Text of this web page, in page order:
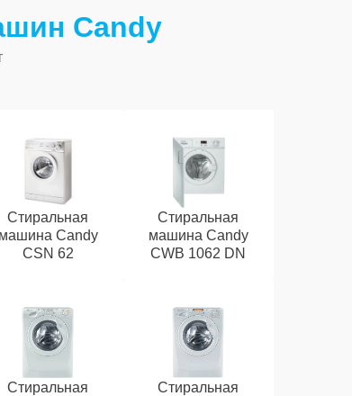
Candy
Стиральная
машина Candy
CSN 62
Стиральная
машина Candy
CWB 1062 DN
Стиральная
Стиральная